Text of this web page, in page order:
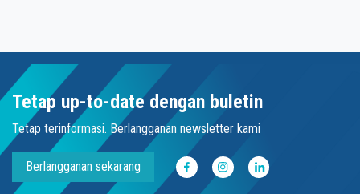
Tetap up-to-date dengan buletin
Tetap terinformasi. Berlangganan newsletter kami
Berlangganan sekarang